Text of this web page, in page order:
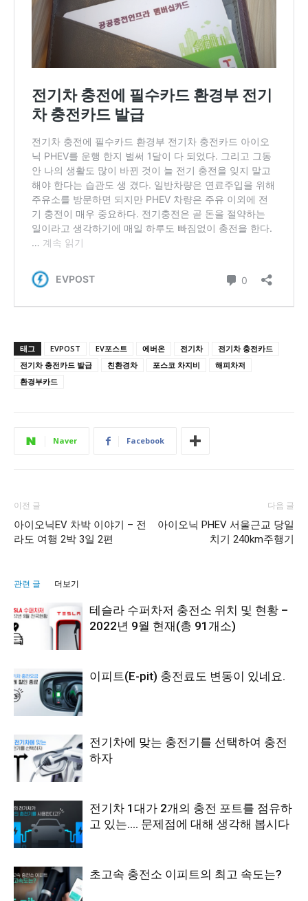
태그 EVPOST EV포스트 에버온 전기차
전기차 충전카드
전기차 충전카드 발급
친환경차 포스코 차지비
해피차저
환경부카드
Naver Facebook
이전 글
아이오닉EV 차박 이야기 – 전
라도 여행 2박 3일 2편
다음 글
아이오닉 PHEV 서울근교 당일
치기 240km주행기
관련 글 더보기
테슬라 수퍼차저 충전소 위치 및 현황 –
2022년 9월 현재(총 91개소)
이피트(E-pit) 충전료도 변동이 있네요.
전기차에 맞는 충전기를 선택하여 충전
하자
전기차 1대가 2개의 충전 포트를 점유하
고 있는…. 문제점에 대해 생각해 봅시다
초고속 충전소 이피트의 최고 속도는?